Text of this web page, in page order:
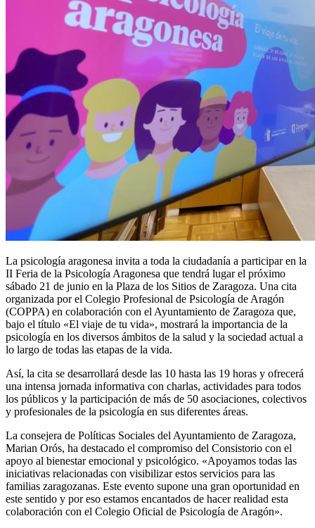
La psicología aragonesa invita a toda la ciudadanía a participar en la
II Feria de la Psicología Aragonesa que tendrá lugar el próximo
sábado 21 de junio en la Plaza de los Sitios de Zaragoza. Una cita
organizada por el Colegio Profesional de Psicología de Aragón
(COPPA) en colaboración con el Ayuntamiento de Zaragoza que,
bajo el título «El viaje de tu vida», mostrará la importancia de la
psicología en los diversos ámbitos de la salud y la sociedad actual a
lo largo de todas las etapas de la vida.
Así, la cita se desarrollará desde las 10 hasta las 19 horas y ofrecerá
una intensa jornada informativa con charlas, actividades para todos
los públicos y la participación de más de 50 asociaciones, colectivos
y profesionales de la psicología en sus diferentes áreas.
La consejera de Políticas Sociales del Ayuntamiento de Zaragoza,
Marian Orós, ha destacado el compromiso del Consistorio con el
apoyo al bienestar emocional y psicológico. «Apoyamos todas las
iniciativas relacionadas con visibilizar estos servicios para las
familias zaragozanas. Este evento supone una gran oportunidad en
este sentido y por eso estamos encantados de hacer realidad esta
colaboración con el Colegio Oficial de Psicología de Aragón».